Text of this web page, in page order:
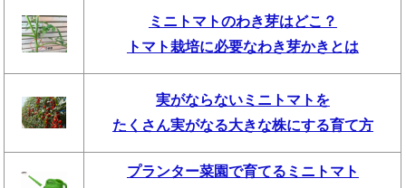
ミニトマトのわき芽はどこ？
トマト栽培に必要なわき芽かきとは
実がならないミニトマトを
たくさん実がなる大きな株にする育て方
プランター菜園で育てるミニトマト